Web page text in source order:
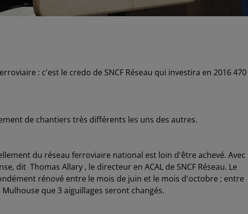
: c'est le credo de SNCF Réseau qui investira en 2016 470
de chantiers très différents les uns des autres.
du réseau ferroviaire national est loin d'être achevé. Avec
dit Thomas Allary , le directeur en ACAL de SNCF Réseau. Le
rénové entre le mois de juin et le mois d'octobre ; entre
que 3 aiguillages seront changés.